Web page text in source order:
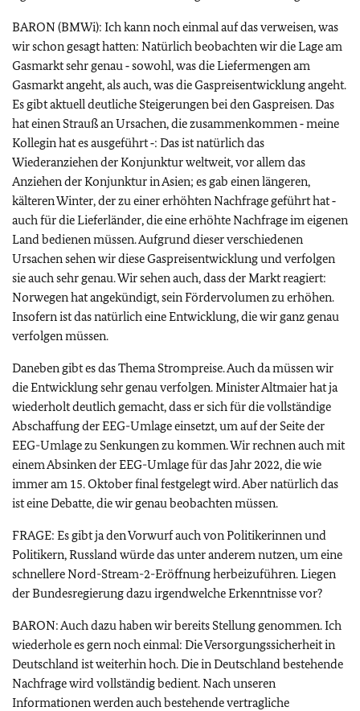
BARON (BMWi): Ich kann noch einmal auf das verweisen, was
wir schon gesagt hatten: Natürlich beobachten wir die Lage am
Gasmarkt sehr genau ‑ sowohl, was die Liefermengen am
Gasmarkt angeht, als auch, was die Gaspreisentwicklung angeht.
Es gibt aktuell deutliche Steigerungen bei den Gaspreisen. Das
hat einen Strauß an Ursachen, die zusammenkommen ‑ meine
Kollegin hat es ausgeführt ‑: Das ist natürlich das
Wiederanziehen der Konjunktur weltweit, vor allem das
Anziehen der Konjunktur in Asien; es gab einen längeren,
kälteren Winter, der zu einer erhöhten Nachfrage geführt hat ‑
auch für die Lieferländer, die eine erhöhte Nachfrage im eigenen
Land bedienen müssen. Aufgrund dieser verschiedenen
Ursachen sehen wir diese Gaspreisentwicklung und verfolgen
sie auch sehr genau. Wir sehen auch, dass der Markt reagiert:
Norwegen hat angekündigt, sein Fördervolumen zu erhöhen.
Insofern ist das natürlich eine Entwicklung, die wir ganz genau
verfolgen müssen.
Daneben gibt es das Thema Strompreise. Auch da müssen wir
die Entwicklung sehr genau verfolgen. Minister Altmaier hat ja
wiederholt deutlich gemacht, dass er sich für die vollständige
Abschaffung der EEG-Umlage einsetzt, um auf der Seite der
EEG-Umlage zu Senkungen zu kommen. Wir rechnen auch mit
einem Absinken der EEG-Umlage für das Jahr 2022, die wie
immer am 15. Oktober final festgelegt wird. Aber natürlich das
ist eine Debatte, die wir genau beobachten müssen.
FRAGE: Es gibt ja den Vorwurf auch von Politikerinnen und
Politikern, Russland würde das unter anderem nutzen, um eine
schnellere Nord-Stream-2-Eröffnung herbeizuführen. Liegen
der Bundesregierung dazu irgendwelche Erkenntnisse vor?
BARON: Auch dazu haben wir bereits Stellung genommen. Ich
wiederhole es gern noch einmal: Die Versorgungssicherheit in
Deutschland ist weiterhin hoch. Die in Deutschland bestehende
Nachfrage wird vollständig bedient. Nach unseren
Informationen werden auch bestehende vertragliche